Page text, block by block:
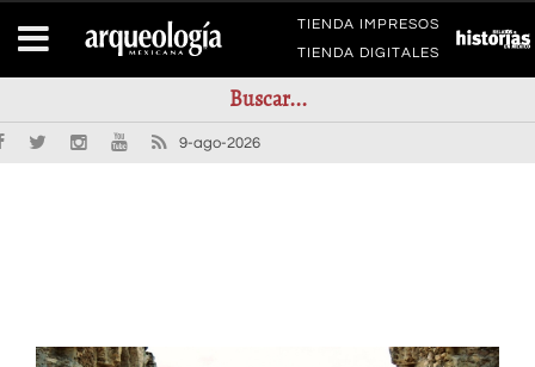
TIENDA IMPRESOS
TIENDA DIGITALES
9-ago-2026